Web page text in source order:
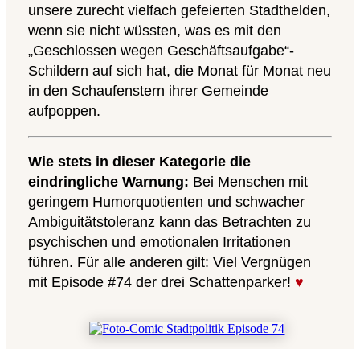
unsere zurecht vielfach gefeierten Stadthelden,
wenn sie nicht wüssten, was es mit den
„Geschlossen wegen Geschäftsaufgabe“-
Schildern auf sich hat, die Monat für Monat neu
in den Schaufenstern ihrer Gemeinde
aufpoppen.
Wie stets in dieser Kategorie die
eindringliche Warnung: Bei Menschen mit
geringem Humorquotienten und schwacher
Ambiguitätstoleranz kann das Betrachten zu
psychischen und emotionalen Irritationen
führen. Für alle anderen gilt: Viel Vergnügen
mit Episode #74 der drei Schattenparker! ♥